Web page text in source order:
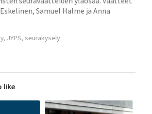
Samuel Halme ja Anna
, JYPS, seurakysely
like